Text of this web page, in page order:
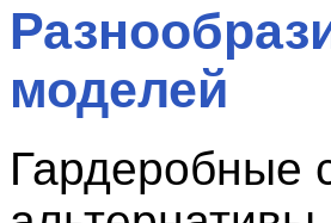
моделей
Гардеробные